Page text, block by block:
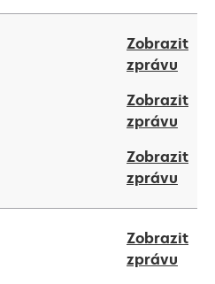
tab
new
tab
Zobrazit
zprávu
a
new
tab
Zobrazit
zprávu
a
new
tab
Zobrazit
zprávu
new
tab
Zobrazit
zprávu